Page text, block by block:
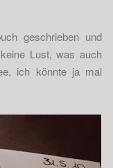
geschrieben und
Lust, was auch
ich könnte ja mal